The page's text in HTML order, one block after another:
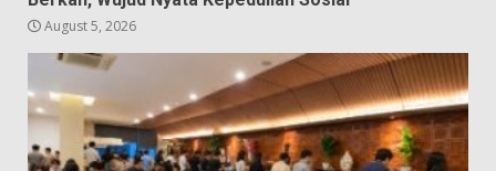
August 5, 2026